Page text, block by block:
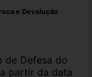
e Devolução
de Defesa do
partir da data